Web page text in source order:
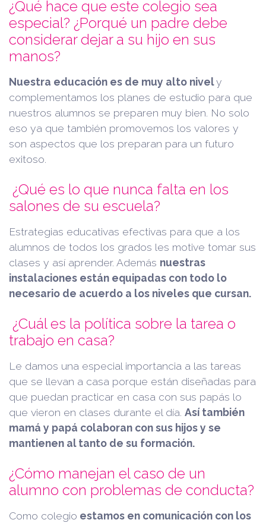
¿Qué hace que este colegio sea
especial? ¿Porqué un padre debe
considerar dejar a su hijo en sus
manos?
Nuestra educación es de muy alto nively
complementamos los planes de estudio para que
nuestros alumnos se preparen muy bien. No solo
eso ya que también promovemos los valores y
son aspectos que los preparan para un futuro
exitoso.
¿Qué es lo que nunca falta en los
salones de su escuela?
Estrategias educativas efectivas para que a los
alumnos de todos los grados les motive tomar sus
clases y así aprender. Además nuestras
instalaciones están equipadas con todo lo
necesario de acuerdo a los niveles que cursan.
¿Cuál es la política sobre la tarea o
trabajo en casa?
Le damos una especial importancia a las tareas
que se llevan a casa porque están diseñadas para
que puedan practicar en casa con sus papás lo
que vieron en clases durante el día. Así también
mamá y papá colaboran con sus hijos y se
mantienen al tanto de su formación.
¿Cómo manejan el caso de un
alumno con problemas de conducta?
Como colegio estamos en comunicación con los